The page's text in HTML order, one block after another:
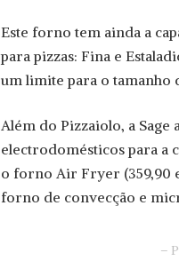
Este forno tem ainda a
para pizzas: Fina e
um limite para o tamanho
Além do Pizzaiolo, a Sage
electrodomésticos para a
o forno Air Fryer (359,90
forno de convecção e
–